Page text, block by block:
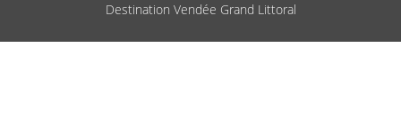
Destination Vendée Grand Littoral